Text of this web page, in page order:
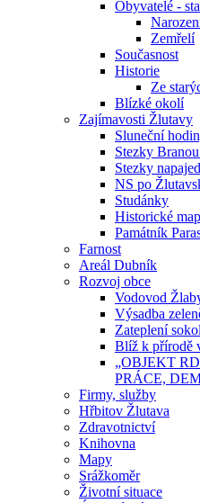
Obyvatelé -
Zemřelí
Současnost
Historie
Ze
Blízké okolí
Zajímavosti Žlutavy
Sluneční
Stezky
Stezky
NS po
Studánky
Historické
Památník
Farnost
Areál Dubník
Rozvoj obce
Vodovod
Výsadba
Zateplení
Blíž k přírodě
„OBJEKT
PRÁCE,
Firmy, služby
Hřbitov Žlutava
Zdravotnictví
Knihovna
Mapy
Srážkoměr
Životní situace